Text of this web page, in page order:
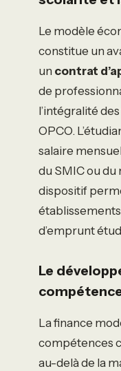
Le modèle
constitue un
un contrat
de
l’intégralité
OPCO.
salaire
du SMIC ou
dispositif
d’emprunt
Le
La finance
compétences
au-delà de la